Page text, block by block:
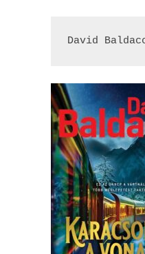
David